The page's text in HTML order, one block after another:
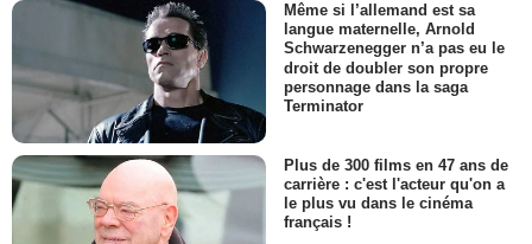
Même si l’allemand est sa
langue maternelle, Arnold
Schwarzenegger n’a pas eu le
droit de doubler son propre
personnage dans la saga
Terminator
Plus de 300 films en 47 ans de
carrière : c'est l'acteur qu'on a
le plus vu dans le cinéma
français !